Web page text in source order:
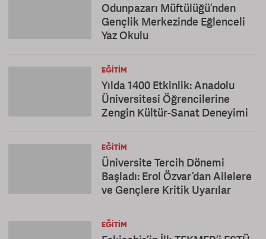
Odunpazarı Müftülüğü’nden
Gençlik Merkezinde Eğlenceli
Yaz Okulu
EĞITIM
Yılda 1400 Etkinlik: Anadolu
Üniversitesi Öğrencilerine
Zengin Kültür-Sanat Deneyimi
EĞITIM
Üniversite Tercih Dönemi
Başladı: Erol Özvar’dan Ailelere
ve Gençlere Kritik Uyarılar
EĞITIM